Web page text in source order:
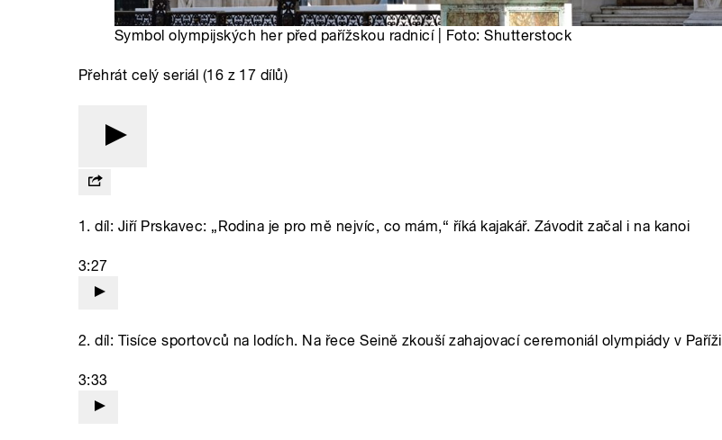
Symbol olympijských her před pařížskou radnicí | Foto: Shutterstock
Přehrát celý seriál (16 z 17 dílů)
1. díl: Jiří Prskavec: „Rodina je pro mě nejvíc, co mám,“ říká kajakář. Závodit začal i na kanoi
3:27
2. díl: Tisíce sportovců na lodích. Na řece Seině zkouší zahajovací ceremoniál olympiády v Paříži
3:33